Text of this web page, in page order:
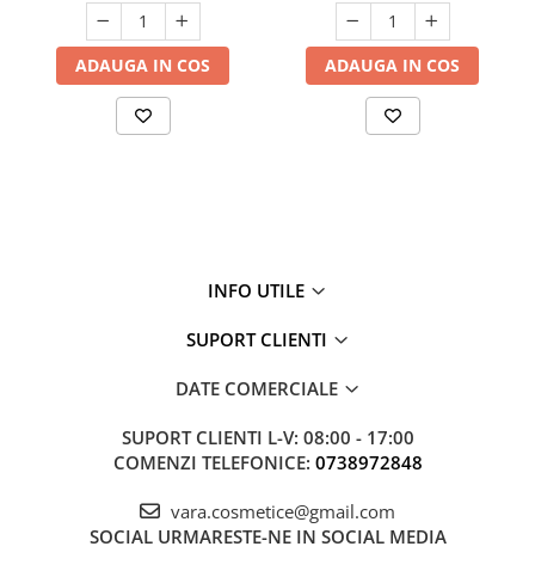
ADAUGA IN COS ADAUGA IN COS
INFO UTILE
SUPORT CLIENTI
DATE COMERCIALE
SUPORT CLIENTI L-V: 08:00 - 17:00
COMENZI TELEFONICE: 0738972848
vara.cosmetice@gmail.com
SOCIAL URMARESTE-NE IN SOCIAL MEDIA